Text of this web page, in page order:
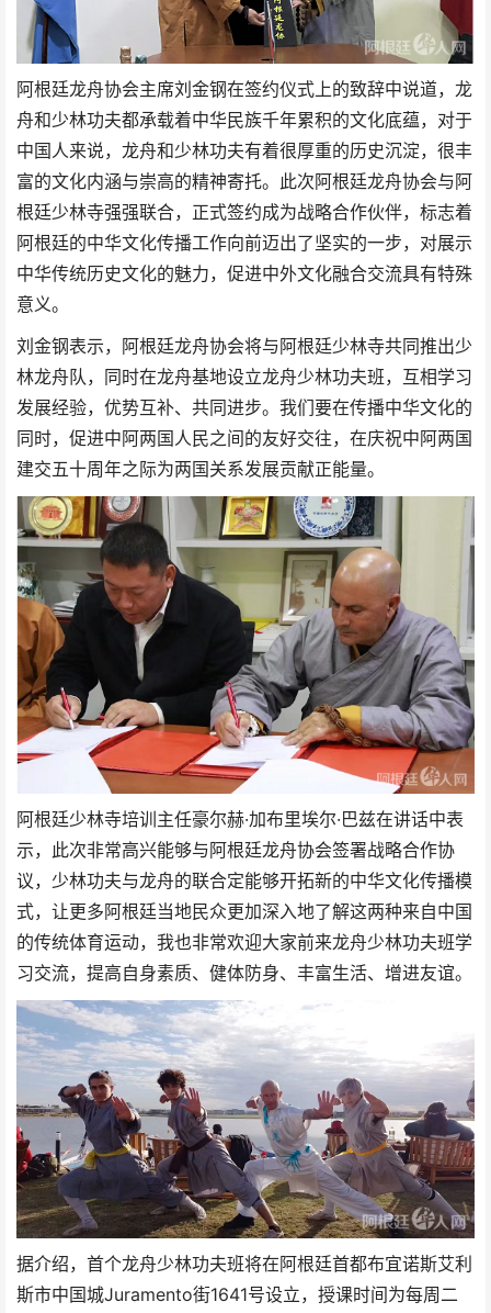
阿根廷龙舟协会主席刘金钢在签约仪式上的致辞中说道，龙
舟和少林功夫都承载着中华民族千年累积的文化底蕴，对于
中国人来说，龙舟和少林功夫有着很厚重的历史沉淀，很丰
富的文化内涵与崇高的精神寄托。此次阿根廷龙舟协会与阿
根廷少林寺强强联合，正式签约成为战略合作伙伴，标志着
阿根廷的中华文化传播工作向前迈出了坚实的一步，对展示
中华传统历史文化的魅力，促进中外文化融合交流具有特殊
意义。
刘金钢表示，阿根廷龙舟协会将与阿根廷少林寺共同推出少
林龙舟队，同时在龙舟基地设立龙舟少林功夫班，互相学习
发展经验，优势互补、共同进步。我们要在传播中华文化的
同时，促进中阿两国人民之间的友好交往，在庆祝中阿两国
建交五十周年之际为两国关系发展贡献正能量。
阿根廷少林寺培训主任豪尔赫·加布里埃尔·巴兹在讲话中表
示，此次非常高兴能够与阿根廷龙舟协会签署战略合作协
议，少林功夫与龙舟的联合定能够开拓新的中华文化传播模
式，让更多阿根廷当地民众更加深入地了解这两种来自中国
的传统体育运动，我也非常欢迎大家前来龙舟少林功夫班学
习交流，提高自身素质、健体防身、丰富生活、增进友谊。
据介绍，首个龙舟少林功夫班将在阿根廷首都布宜诺斯艾利
斯市中国城Juramento街1641号设立，授课时间为每周二